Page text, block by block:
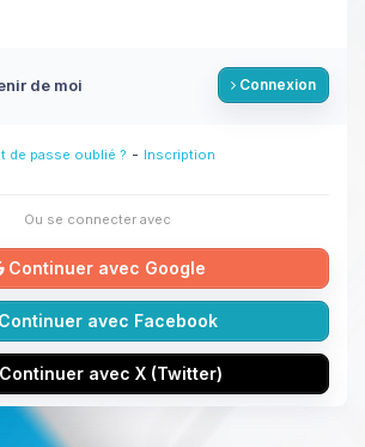
de moi Connexion
de passe oublié ? - Inscription
Ou se connecter avec
Continuer avec Google
Continuer avec Facebook
Continuer avec X (Twitter)